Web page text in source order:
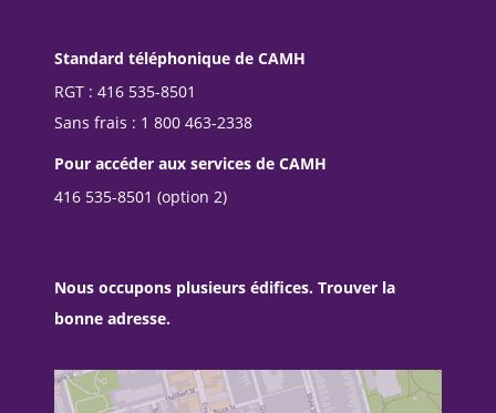
Standard téléphonique de CAMH
RGT : 416 535-8501
Sans frais : 1 800 463-2338
Pour accéder aux services de CAMH
416 535-8501 (option 2)
Nous occupons plusieurs édifices. Trouver la
bonne adresse.